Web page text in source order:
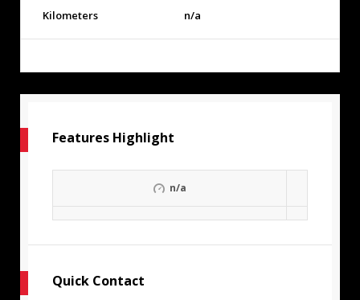
Kilometers n/a
Features Highlight
n/a
Quick Contact